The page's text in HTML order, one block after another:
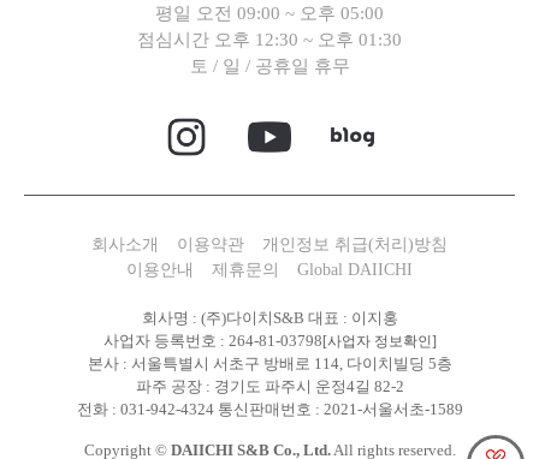
평일 오전 09:00 ~ 오후 05:00
점심시간 오후 12:30 ~ 오후 01:30
토 / 일 / 공휴일 휴무
회사소개 이용약관
개인정보 취급(처리)방침
이용안내
제휴문의 Global DAIICHI
회사명 : (주)다이치S&B 대표 : 이지홍
사업자 등록번호 : 264-81-03798[사업자 정보확인]
본사 : 서울특별시 서초구 방배로 114, 다이치빌딩 5층
파주 공장 : 경기도 파주시 운정4길 82-2
전화 : 031-942-4324 통신판매번호 : 2021-서울서초-1589
Copyright © DAIICHI S&B Co., Ltd.All rights reserved.